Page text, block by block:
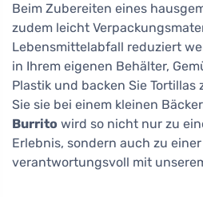
Beim Zubereiten eines
zudem leicht
Lebensmittelabfall reduziert
in Ihrem eigenen Behälter,
Plastik und backen Sie Tortillas
Sie sie bei einem kleinen
Burrito wird so nicht nur zu
Erlebnis, sondern auch zu
verantwortungsvoll mit